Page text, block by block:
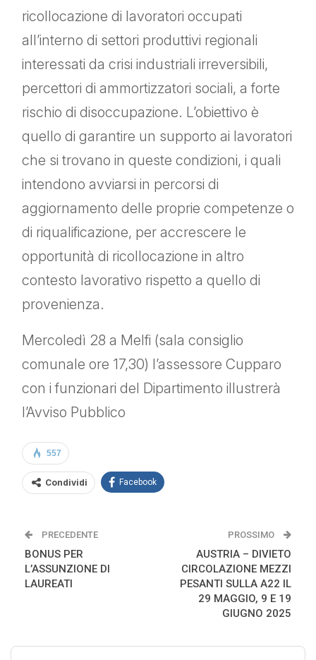
ricollocazione di lavoratori occupati
all’interno di settori produttivi regionali
interessati da crisi industriali irreversibili,
percettori di ammortizzatori sociali, a forte
rischio di disoccupazione. L’obiettivo è
quello di garantire un supporto ai lavoratori
che si trovano in queste condizioni, i quali
intendono avviarsi in percorsi di
aggiornamento delle proprie competenze o
di riqualificazione, per accrescere le
opportunità di ricollocazione in altro
contesto lavorativo rispetto a quello di
provenienza.
Mercoledì 28 a Melfi (sala consiglio
comunale ore 17,30) l’assessore Cupparo
con i funzionari del Dipartimento illustrerà
l’Avviso Pubblico
557
Condividi Facebook
PRECEDENTE
BONUS PER
L’ASSUNZIONE DI
LAUREATI
PROSSIMO
AUSTRIA – DIVIETO
CIRCOLAZIONE MEZZI
PESANTI SULLA A22 IL
29 MAGGIO, 9 E 19
GIUGNO 2025